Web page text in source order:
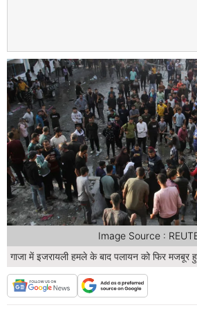
गाजा में इजरायली हमले के बाद पलायन को फिर मजबूर
Image Source :